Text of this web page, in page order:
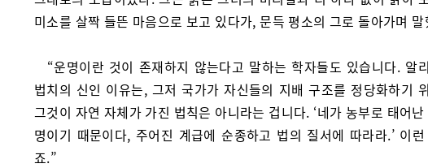
미소를 살짝 들뜬 마음으로 보고 있다가, 문득 평소의 그로 돌아가며 말
“운명이란 것이 존재하지 않는다고 말하는 학자들도 있습니다. 알
법치의 신인 이유는, 그저 국가가 자신들의 지배 구조를 정당화하기
그것이 자연 자체가 가진 법칙은 아니라는 겁니다. ‘네가 농부로 태어
명이기 때문이다, 주어진 계급에 순종하고 법의 질서에 따라라.’ 이
죠.”